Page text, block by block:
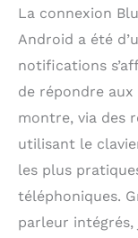
La connexion
Android a été
notifications
de répondre
montre, via des
utilisant le
les plus
téléphoniques.
parleur intégrés,